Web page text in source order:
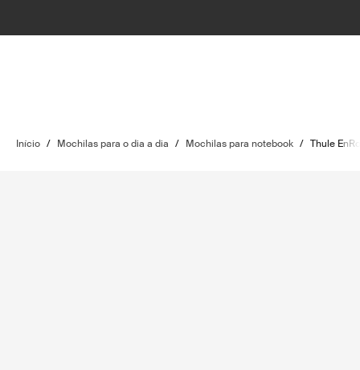
Início / Mochilas para o dia a dia / Mochilas para notebook / Thule